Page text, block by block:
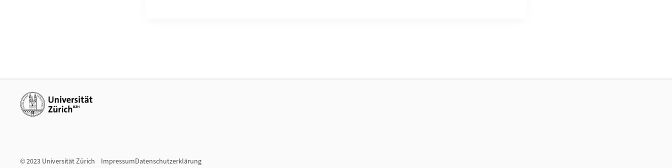
Weiterführende Links
© 2023 Universität Zürich ImpressumDatenschutzerklärung